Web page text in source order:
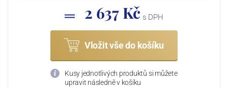
2 637 Kč s DPH
Vložit vše do košíku
Kusy jednotlivých produktů si můžete
upravit následně v košíku